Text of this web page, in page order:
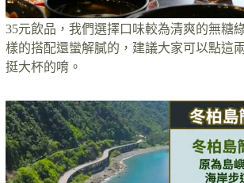
35元飲品，我們選擇口味較為清爽的無糖
樣的搭配還蠻解膩的，建議大家可以點這
挺大杯的唷。